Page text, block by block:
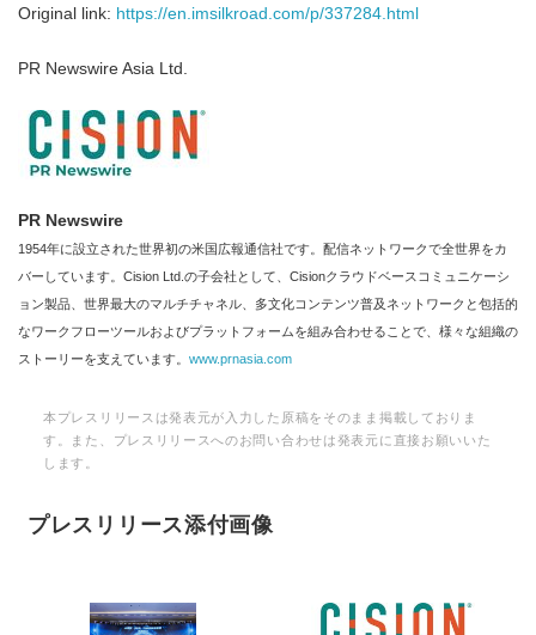
Original link: https://en.imsilkroad.com/p/337284.html
PR Newswire Asia Ltd.
PR Newswire
1954年に設立された世界初の米国広報通信社です。配信ネットワークで全世界をカ
バーしています。Cision Ltd.の子会社として、Cisionクラウドベースコミュニケーシ
ョン製品、世界最大のマルチチャネル、多文化コンテンツ普及ネットワークと包括的
なワークフローツールおよびプラットフォームを組み合わせることで、様々な組織の
ストーリーを支えています。 www.prnasia.com
本プレスリリースは発表元が入力した原稿をそのまま掲載しておりま
す。また、プレスリリースへのお問い合わせは発表元に直接お願いいた
します。
プレスリリース添付画像